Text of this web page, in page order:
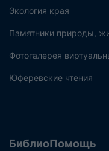
Экология края
Памятники природы,
Фотогалерея
Юферевские чтения
БиблиоПомощь